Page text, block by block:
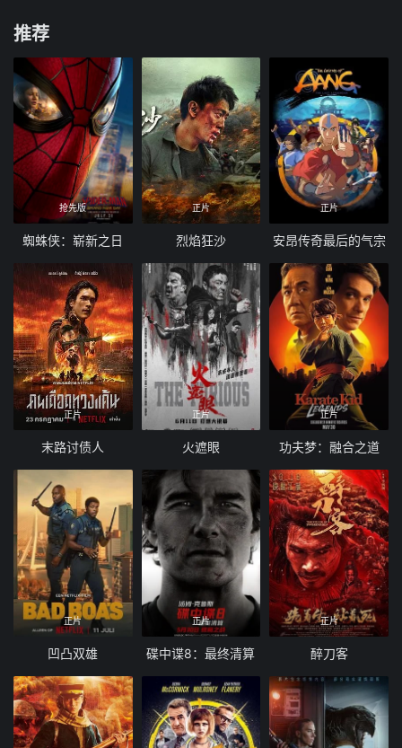
推荐
抢先版
蜘蛛侠：崭新之日
正片
烈焰狂沙
正片
安昂传奇最后的气宗
正片
末路讨债人
正片
火遮眼
正片
功夫梦：融合之道
正片
凹凸双雄
正片
碟中谍8：最终清算
正片
醉刀客